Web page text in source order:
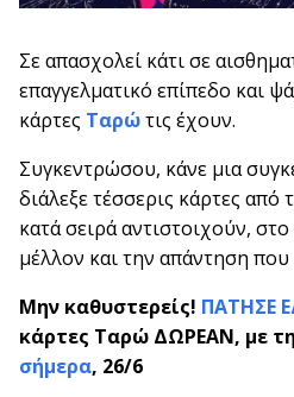
Σε απασχολεί κάτι σε
επαγγελματικό επίπεδο και
κάρτες Ταρώτις έχουν.
Συγκεντρώσου, κάνε μια
διάλεξε τέσσερις κάρτες από
κατά σειρά αντιστοιχούν,
μέλλον και την απάντηση που
Μην καθυστερείς! ΠΑΤΗΣΕ
κάρτες Ταρώ ΔΩΡΕΑΝ, με
σήμερα, 26/6